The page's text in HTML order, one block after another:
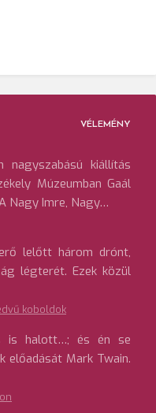
VÉLEMÉNY
nagyszabású kiállítás
Múzeumban Gaál
Nagy Imre, Nagy…
lelőtt három drónt,
légterét. Ezek közül
koboldok
is halott…; és én se
előadását Mark Twain.